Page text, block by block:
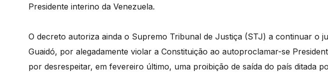
Presidente interino da Venezuela.
O decreto autoriza ainda o Supremo Tribunal de Justiça (STJ) a continuar o
Guaidó, por alegadamente violar a Constituição ao autoproclamar-se
por desrespeitar, em fevereiro último, uma proibição de saída do país ditada